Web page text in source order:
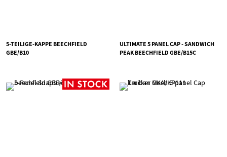
5-TEILIGE-KAPPE BEECHFIELD
GBE/B10
ULTIMATE 5 PANEL CAP - SANDWICH
PEAK BEECHFIELD GBE/B15C